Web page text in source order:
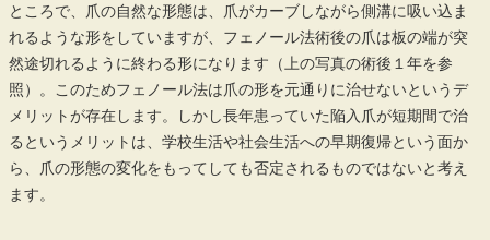
ところで、爪の自然な形態は、爪がカーブしながら側溝に吸い込ま
れるような形をしていますが、フェノール法術後の爪は板の端が突
然途切れるように終わる形になります（上の写真の術後１年を参
照）。このためフェノール法は爪の形を元通りに治せないというデ
メリットが存在します。しかし長年患っていた陥入爪が短期間で治
るというメリットは、学校生活や社会生活への早期復帰という面か
ら、爪の形態の変化をもってしても否定されるものではないと考え
ます。